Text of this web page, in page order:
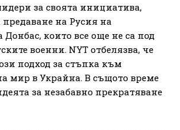
за своята инициатива,
на Русия на
Донбас, които все още не са под
военни. NYT отбелязва, че
подход за стъпка към
мир в Украйна. В същото време
за незабавно прекратяване